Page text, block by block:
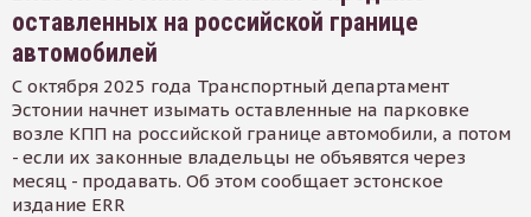
оставленных на российской границе
автомобилей
С октября 2025 года Транспортный департамент
Эстонии начнет изымать оставленные на парковке
возле КПП на российской границе автомобили, а потом
- если их законные владельцы не объявятся через
месяц - продавать. Об этом сообщает эстонское
издание ERR